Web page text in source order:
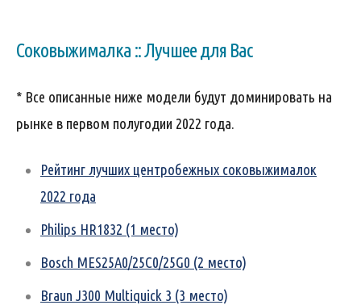
Соковыжималка :: Лучшее для Вас
* Все описанные ниже модели будут доминировать на
рынке в первом полугодии 2022 года.
Рейтинг лучших центробежных соковыжималок
2022 года
Philips HR1832 (1 место)
Bosch MES25A0/25C0/25G0 (2 место)
Braun J300 Multiquick 3 (3 место)